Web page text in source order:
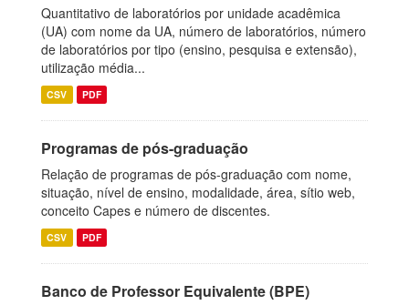
Quantitativo de laboratórios por unidade acadêmica
(UA) com nome da UA, número de laboratórios, número
de laboratórios por tipo (ensino, pesquisa e extensão),
utilização média...
CSV PDF
Programas de pós-graduação
Relação de programas de pós-graduação com nome,
situação, nível de ensino, modalidade, área, sítio web,
conceito Capes e número de discentes.
CSV PDF
Banco de Professor Equivalente (BPE)